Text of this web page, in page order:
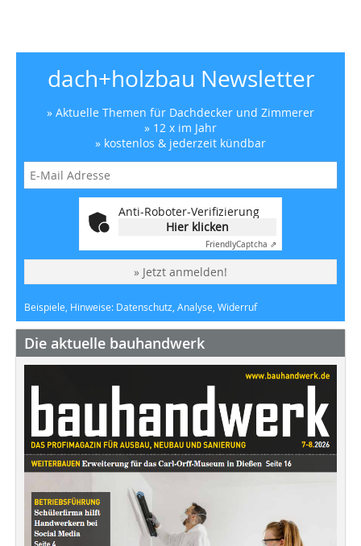
dach+holzbau Newsletter
» Aktuelle Themen für Dachdecker und Zimmerer
» 12 x im Jahr
» kostenlos & jederzeit kündbar
Anti-Roboter-Verifizierung
Hier klicken
FriendlyCaptcha ⇗
» Jetzt anmelden!
Beispiele, Hinweise: Datenschutz, Analyse, Widerruf
Die aktuelle bauhandwerk